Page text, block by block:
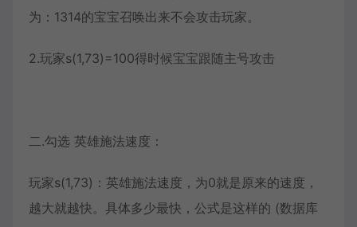
为：1314的宝宝召唤出来不会攻击玩家。
2.玩家s(1,73)=100得时候宝宝跟随主号攻击
二.勾选 英雄施法速度：
玩家s(1,73)：英雄施法速度，为0就是原来的速度，
越大就越快。具体多少最快，公式是这样的 (数据库